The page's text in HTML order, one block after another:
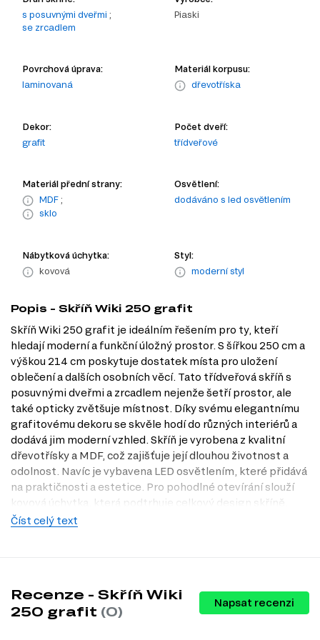
s posuvnými dveřmi ;
se zrcadlem
Piaski
Povrchová úprava:
laminovaná
Materiál korpusu:
dřevotříska
Dekor:
grafit
Počet dveří:
třídveřové
Materiál přední strany:
MDF ;
sklo
Osvětlení:
dodáváno s led osvětlením
Nábytková úchytka:
kovová
Styl:
moderní styl
Popis - Skříň Wiki 250 grafit
Skříň Wiki 250 grafit je ideálním řešením pro ty, kteří
hledají moderní a funkční úložný prostor. S šířkou 250 cm a
výškou 214 cm poskytuje dostatek místa pro uložení
oblečení a dalších osobních věcí. Tato třídveřová skříň s
posuvnými dveřmi a zrcadlem nejenže šetří prostor, ale
také opticky zvětšuje místnost. Díky svému elegantnímu
grafitovému dekoru se skvěle hodí do různých interiérů a
dodává jim moderní vzhled. Skříň je vyrobena z kvalitní
dřevotřísky a MDF, což zajišťuje její dlouhou životnost a
odolnost. Navíc je vybavena LED osvětlením, které přidává
na praktičnosti a estetice. Pro pohodlné otevírání slouží
kovová úchytka, která podtrhuje celkový design skříně.
Navštivte náš obchod Dubok.cz nebo se zastavte v naší
Moderní design. Skříň Wiki 250 grafit se vyznačuje elegantním a
minimalistickým vzhledem, který se hodí do každého moderního
Číst celý text
Recenze - Skříň Wiki
250 grafit (0)
Napsat recenzi